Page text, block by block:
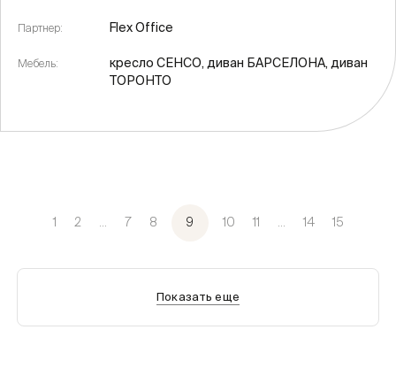
Партнер: Flex Office
Мебель:
кресло СЕНСО, диван БАРСЕЛОНА, диван
ТОРОНТО
1 2 7 8 9 10 11 14 15
Показать еще